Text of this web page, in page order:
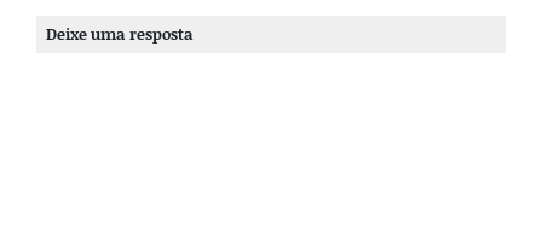
Deixe uma resposta